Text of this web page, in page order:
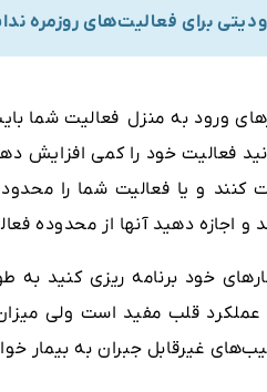
برای فعالیت‌های روزمره
ورود به منزل فعالیت شما
فعالیت خود را کمی
کنند و یا فعالیت شما را
و اجازه دهید آنها از محدوده
خود برنامه ریزی کنید
عملکرد قلب مفید است ولی
غیرقابل جبران به بیمار